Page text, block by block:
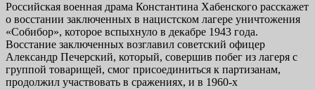
Российская военная драма Константина Хабенского расскажет
о восстании заключенных в нацистском лагере уничтожения
«Собибор», которое вспыхнуло в декабре 1943 года.
Восстание заключенных возглавил советский офицер
Александр Печерский, который, совершив побег из лагеря с
группой товарищей, смог присоединиться к партизанам,
продолжил участвовать в сражениях, и в 1960-х